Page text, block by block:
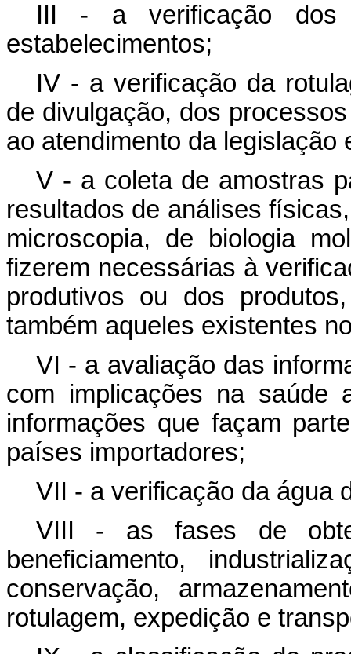
III - a verificação dos
estabelecimentos;
IV - a verificação da
de divulgação, dos
ao atendimento da legislação
V - a coleta de amostras
resultados de análises
microscopia, de biologia
fizerem necessárias à
produtivos ou dos
também aqueles existentes
VI - a avaliação das
com implicações na saúde
informações que façam
países importadores;
VII - a verificação da água
VIII - as fases de
beneficiamento,
conservação,
rotulagem, expedição e